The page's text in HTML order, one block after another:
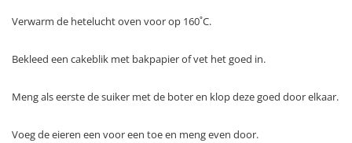
Verwarm de hetelucht oven voor op 160˚C.
Bekleed een cakeblik met bakpapier of vet het goed in.
Meng als eerste de suiker met de boter en klop deze goed door elkaar.
Voeg de eieren een voor een toe en meng even door.